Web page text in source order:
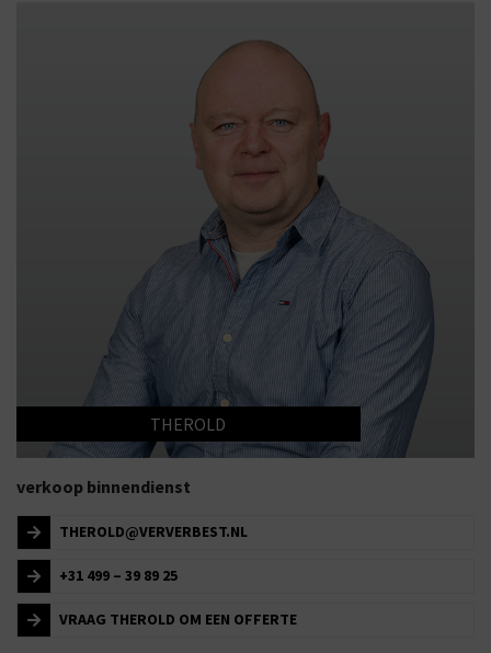
THEROLD
verkoop binnendienst
THEROLD@VERVERBEST.NL
+31 499 – 39 89 25
VRAAG THEROLD OM EEN OFFERTE